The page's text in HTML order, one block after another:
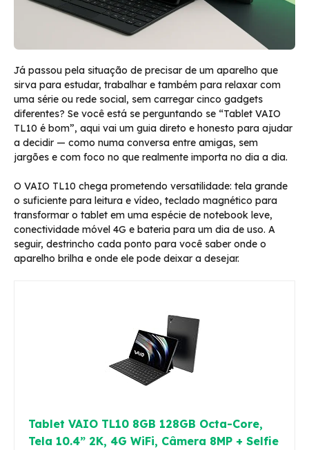
Já passou pela situação de precisar de um aparelho que
sirva para estudar, trabalhar e também para relaxar com
uma série ou rede social, sem carregar cinco gadgets
diferentes? Se você está se perguntando se “Tablet VAIO
TL10 é bom”, aqui vai um guia direto e honesto para ajudar
a decidir — como numa conversa entre amigas, sem
jargões e com foco no que realmente importa no dia a dia.
O VAIO TL10 chega prometendo versatilidade: tela grande
o suficiente para leitura e vídeo, teclado magnético para
transformar o tablet em uma espécie de notebook leve,
conectividade móvel 4G e bateria para um dia de uso. A
seguir, destrincho cada ponto para você saber onde o
aparelho brilha e onde ele pode deixar a desejar.
Tablet VAIO TL10 8GB 128GB Octa-Core,
Tela 10.4” 2K, 4G WiFi, Câmera 8MP + Selfie